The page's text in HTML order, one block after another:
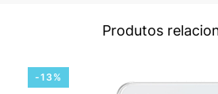
Produtos
-13%